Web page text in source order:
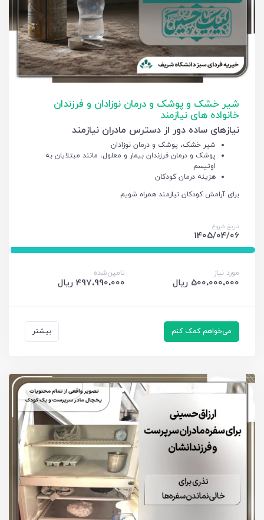
شیر خشک و پوشک و درمان نوزادان و فرزندان
خانواده های نیازمند
نیازهای ساده دور از دسترس مادران نیازمند
شیر خشک، پوشک و درمان نوزادان
پوشک و درمان فرزندان بیمار و معلول، مانند مبتلایان به
اوتیسم
هزینه درمان کودکان
برای آرامش کودکان نیازمند همراه شویم
تاریخ شروع
1405/04/06
مورد نیاز
500،000،000 ریال
تامین‌شده
497،990،000 ریال
می‌خواهم کمک کنم بیشتر